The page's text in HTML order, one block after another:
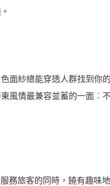
面紗總能穿透人群找到
風情最兼容並蓄的一面
務旅客的同時，饒有趣